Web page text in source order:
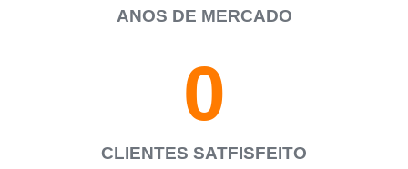
ANOS DE MERCADO
CLIENTES SATFISFEITO
0